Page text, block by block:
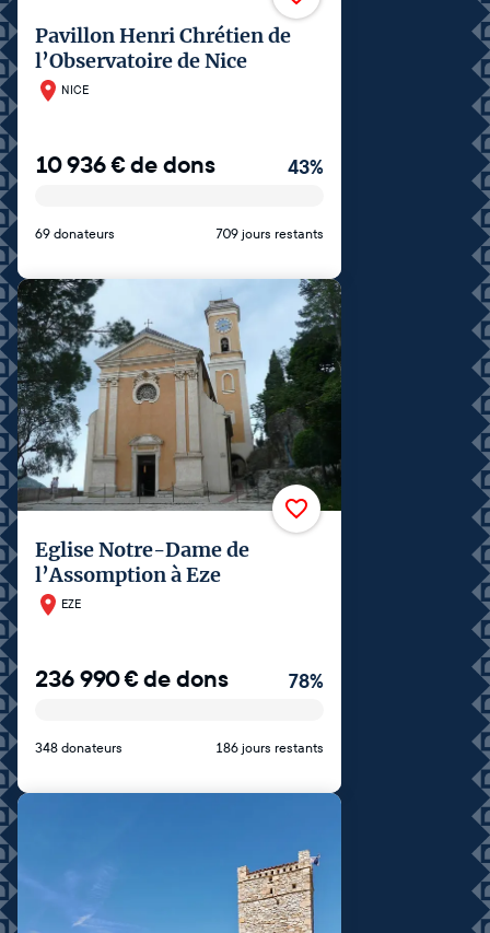
Pavillon Henri Chrétien de
l’Observatoire de Nice
NICE
10 936€de dons 43%
69 donateurs 709 jours restants
Eglise Notre-Dame de
l’Assomption à Eze
EZE
236 990€de dons 78%
348 donateurs 186 jours restants